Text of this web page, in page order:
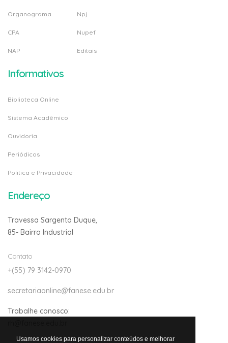
Usamos cookies para personalizar conteúdos e melhorar
Organograma
CPA
NAP
Npj
Nupef
Editais
Informativos
Biblioteca Online
Sistema Acadêmico
Ouvidoria
Periódicos
Politica e Privacidade
Endereço
Travessa Sargento Duque,
85- Bairro Industrial
Contato
+(55) 79 3142-0970
secretariaonline@fanese.edu.br
Trabalhe conosco: